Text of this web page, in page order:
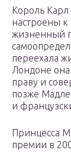
Король Карл
настроены
жизненный
переехала
Лондоне
праву и
позже
и
Принцесса
премии в